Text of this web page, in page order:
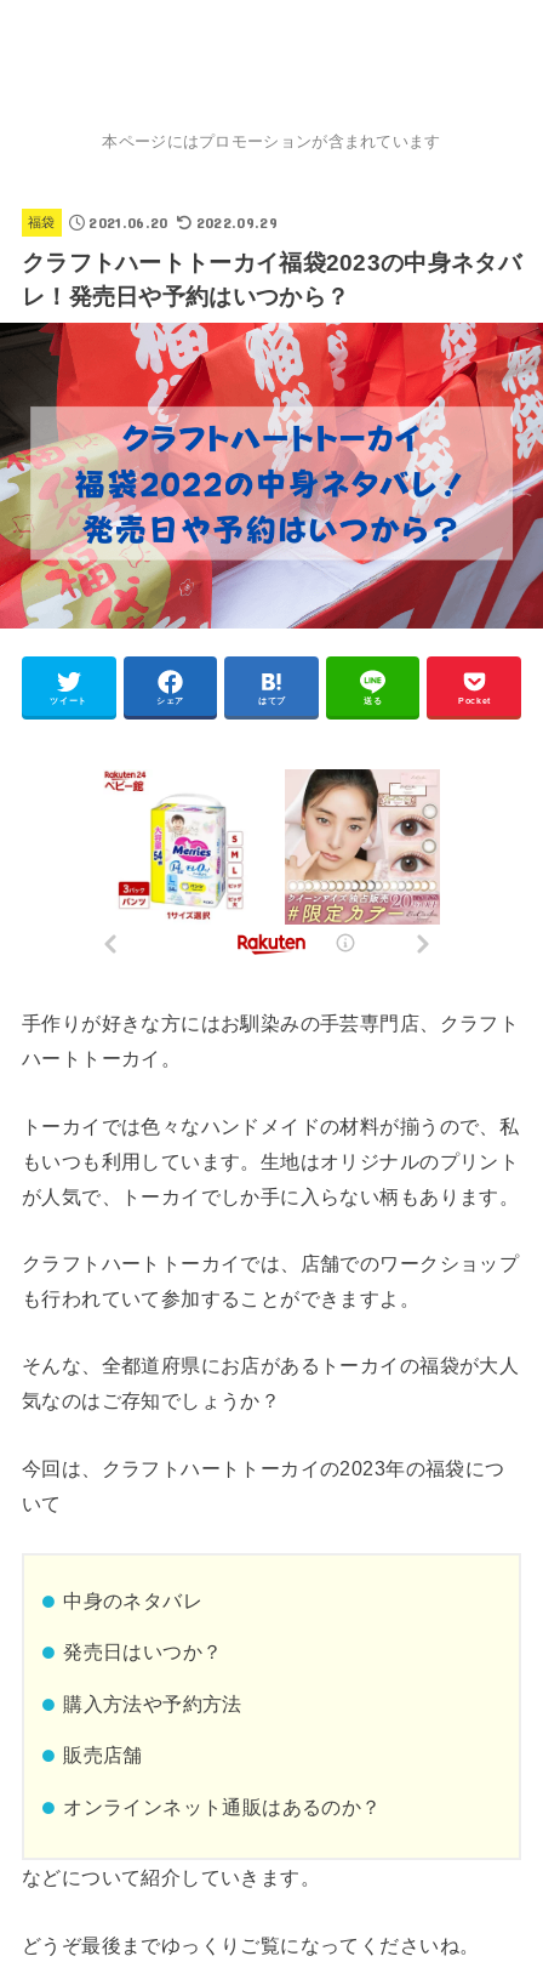
本ページにはプロモーションが含まれています
福袋 2021.06.20 2022.09.29
クラフトハートトーカイ福袋2023の中身ネタバ
レ！発売日や予約はいつから？
ツイート シェア はてブ 送る Pocket
手作りが好きな方にはお馴染みの手芸専門店、クラフト
ハートトーカイ。
トーカイでは色々なハンドメイドの材料が揃うので、私
もいつも利用しています。生地はオリジナルのプリント
が人気で、トーカイでしか手に入らない柄もあります。
クラフトハートトーカイでは、店舗でのワークショップ
も行われていて参加することができますよ。
そんな、全都道府県にお店があるトーカイの福袋が大人
気なのはご存知でしょうか？
今回は、クラフトハートトーカイの2023年の福袋につ
いて
中身のネタバレ
発売日はいつか？
購入方法や予約方法
販売店舗
オンラインネット通販はあるのか？
などについて紹介していきます。
どうぞ最後までゆっくりご覧になってくださいね。